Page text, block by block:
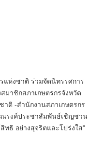
แห่งชาติ ร่วมจัดนิทรรศการ
มาชิกสภาเกษตรกรจังหวัด
าติ -สำนักงานสภาเกษตรกร
ณรงค์ประชาสัมพันธ์เชิญชวน
ทธิ อย่างสุจริตและโปร่งใส”